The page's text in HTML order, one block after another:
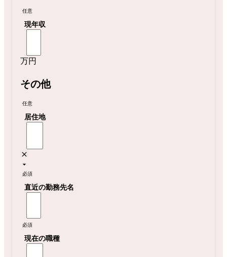
任意
現年収
万円
その他
任意
居住地
必須
直近の勤務先名
必須
現在の職種